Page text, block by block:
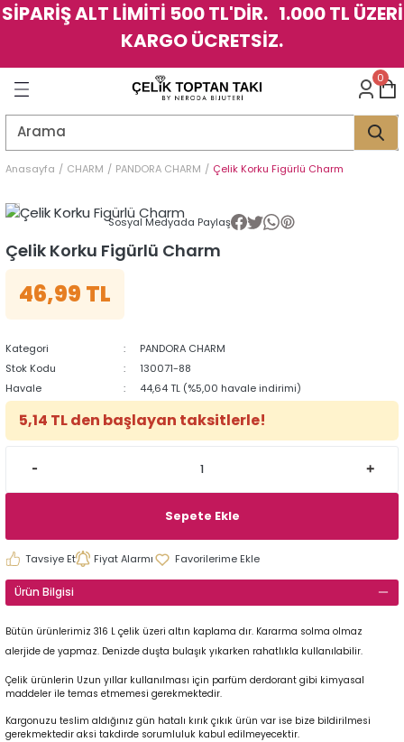
SİPARİŞ ALT LİMİTİ 500 TL'DİR. 1.000 TL ÜZERİ
KARGO ÜCRETSİZ.
Geri Dön
Geri Dön
Geri Dön
Geri Dön
Geri Dön
Geri Dön
0
Anasayfa CHARM PANDORA CHARM Çelik Korku Figürlü Charm
Sosyal Medyada Paylaş
Çelik Korku Figürlü Charm
46,99 TL
Kategori
PANDORA CHARM
Stok Kodu
130071-88
Havale
44,64 TL (%5,00 havale indirimi)
5,14 TL den başlayan taksitlerle!
Sepete Ekle
Tavsiye Et Fiyat Alarmı
Ürün Bilgisi
Bütün ürünlerimiz 316 L çelik üzeri altın kaplama dır. Kararma solma olmaz
alerjide de yapmaz. Denizde duşta bulaşık yıkarken rahatlıkla kullanılabilir.
Çelik ürünlerin Uzun yıllar kullanılması için parfüm derdorant gibi kimyasal
maddeler ile temas etmemesi gerekmektedir.
Kargonuzu teslim aldığınız gün hatalı kırık çıkık ürün var ise bize bildirilmesi
gerekmektedir aksi takdirde sorumluluk kabul edilmeyecektir.
Geri Dön
Geri Dön
Geri Dön
Geri Dön
Geri Dön
Geri Dön